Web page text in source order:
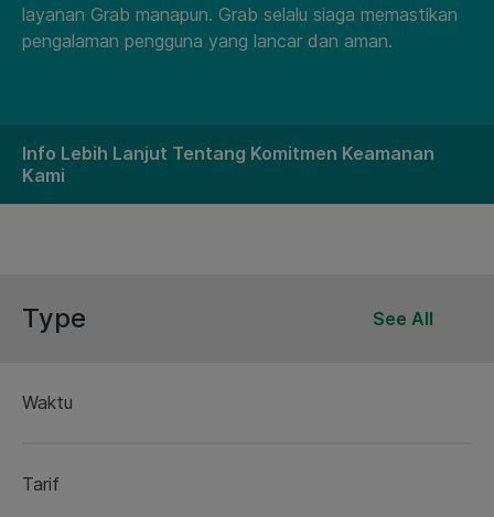
layanan Grab manapun. Grab selalu siaga memastikan
pengalaman pengguna yang lancar dan aman.
Info Lebih Lanjut Tentang Komitmen Keamanan
Kami
Type See All
Waktu
Tarif